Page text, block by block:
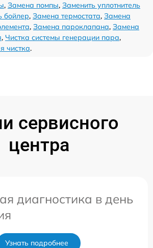
, Замена помпы, Заменить уплотнитель
бойлер, Замена термостата, Замена
, Замена пароклапана, Замена
, Чистка системы генерации пара,
чистка.
сервисного
центра
диагностика в день
Узнать подробнее